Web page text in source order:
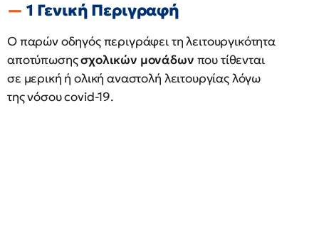
1 Γενική Περιγραφή
Ο παρών οδηγός περιγράφει τη λειτουργικότητα
αποτύπωσηςσχολικών μονάδων που τίθενται
σε μερική ή ολική αναστολή λειτουργίας λόγω
της νόσου covid-19.